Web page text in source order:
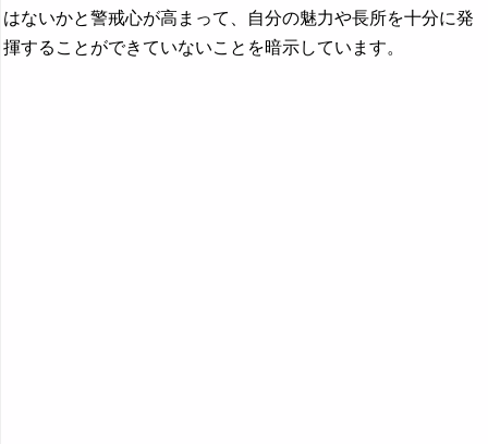
はないかと警戒心が高まって、自分の魅力や長所を十分に発
揮することができていないことを暗示しています。